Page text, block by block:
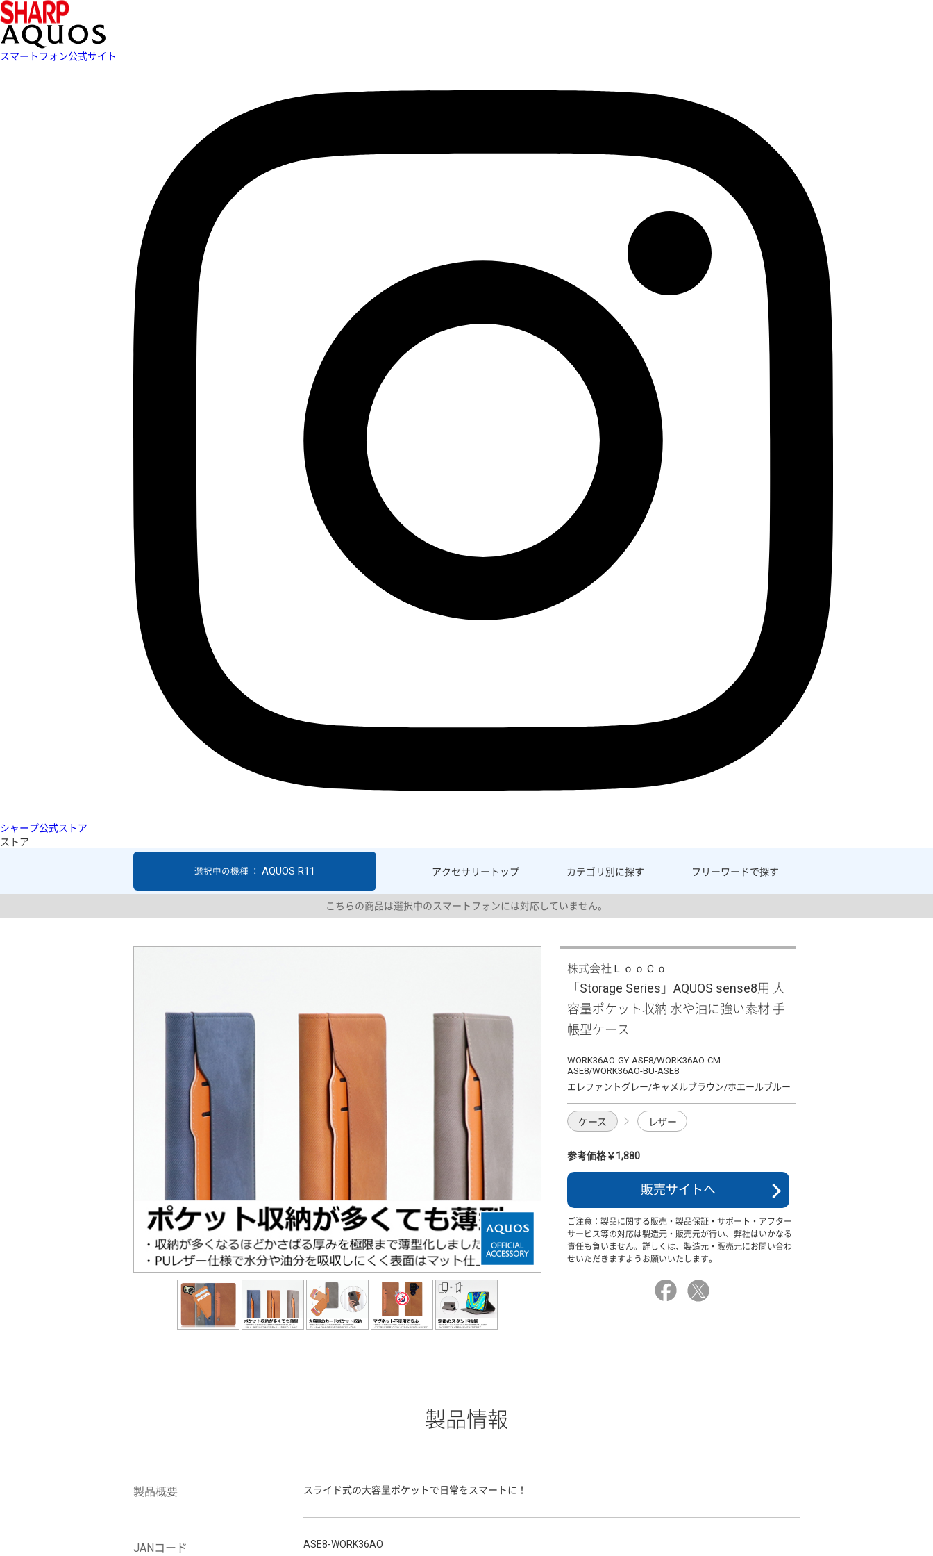
スマートフォン公式サイト
シャープ公式ストア
ストア
アクセサリー トップ カテゴリ別に探す フリーワードで探す
選択中の機種 ： AQUOS R11
こちらの商品は選択中のスマートフォンには対応していません。
株式会社ＬｏｏＣｏ
「Storage Series」AQUOS sense8用 大
容量ポケット収納 水や油に強い素材 手
帳型ケース
WORK36AO-GY-ASE8/WORK36AO-CM-
ASE8/WORK36AO-BU-ASE8
エレファントグレー/キャメルブラウン/ホエールブルー
ケース レザー
参考価格￥1,880
販売サイトへ
ご注意：製品に関する販売・製品保証・サポート・アフター
サービス等の対応は製造元・販売元が行い、弊社はいかなる
責任も負いません。詳しくは、製造元・販売元にお問い合わ
せいただきますようお願いいたします。
製品情報
製品概要 スライド式の大容量ポケットで日常をスマートに！
JANコード ASE8-WORK36AO